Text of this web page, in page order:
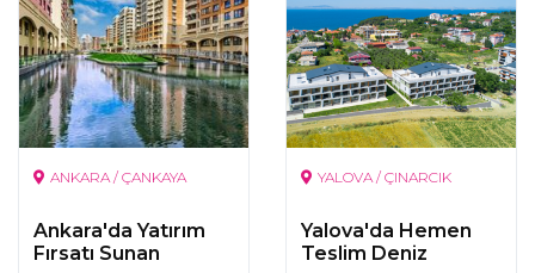
ANKARA / ÇANKAYA
Ankara'da Yatırım
Fırsatı Sunan
YALOVA / ÇINARCIK
Yalova'da Hemen
Teslim Deniz